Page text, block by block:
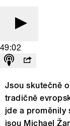
49:02
Jsou skutečně
tradičně
jde a proměnily
jsou Michael